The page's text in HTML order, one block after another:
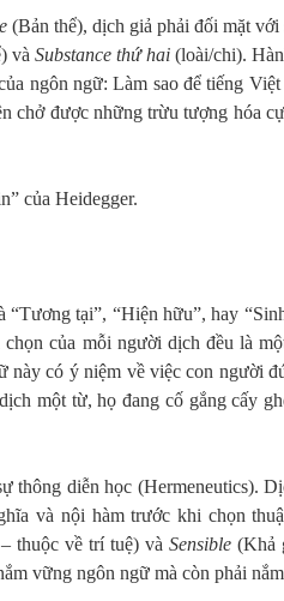
(Bản thể), dịch giả phải đối mặt
và Substance thứ hai (loài/chi).
ngôn ngữ: Làm sao để tiếng
chở được những trừu tượng hóa
của Heidegger.
tại”, “Hiện hữu”, hay
của mỗi người dịch đều là
này có ý niệm về việc con người
một từ, họ đang cố gắng cấy
thông diễn học (Hermeneutics).
và nội hàm trước khi chọn
thuộc về trí tuệ) và Sensible(Khả
vững ngôn ngữ mà còn phải